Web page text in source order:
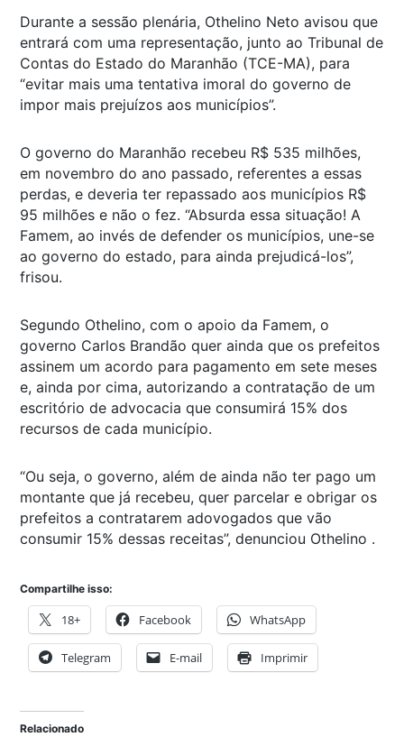
Durante a sessão plenária, Othelino Neto avisou que
entrará com uma representação, junto ao Tribunal de
Contas do Estado do Maranhão (TCE-MA), para
“evitar mais uma tentativa imoral do governo de
impor mais prejuízos aos municípios”.
O governo do Maranhão recebeu R$ 535 milhões,
em novembro do ano passado, referentes a essas
perdas, e deveria ter repassado aos municípios R$
95 milhões e não o fez. “Absurda essa situação! A
Famem, ao invés de defender os municípios, une-se
ao governo do estado, para ainda prejudicá-los”,
frisou.
Segundo Othelino, com o apoio da Famem, o
governo Carlos Brandão quer ainda que os prefeitos
assinem um acordo para pagamento em sete meses
e, ainda por cima, autorizando a contratação de um
escritório de advocacia que consumirá 15% dos
recursos de cada município.
“Ou seja, o governo, além de ainda não ter pago um
montante que já recebeu, quer parcelar e obrigar os
prefeitos a contratarem adovogados que vão
consumir 15% dessas receitas”, denunciou Othelino .
Compartilhe isso:
18+ Facebook WhatsApp
Telegram E-mail Imprimir
Relacionado